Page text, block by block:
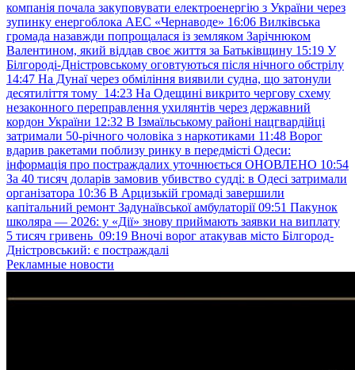
компанія почала закуповувати електроенергію з України через
зупинку енергоблока АЕС «Чернаводе» 16:06 Вилківська
громада назавжди попрощалася із земляком Зарічнюком
Валентином, який віддав своє життя за Батьківщину 15:19 У
Білгороді-Дністровському оговтуються після нічного обстрілу
14:47 На Дунаї через обміління виявили судна, що затонули
десятиліття тому 14:23 На Одещині викрито чергову схему
незаконного переправлення ухилянтів через державний
кордон України 12:32 В Ізмаїльському районі нацгвардійці
затримали 50-річного чоловіка з наркотиками 11:48 Ворог
вдарив ракетами поблизу ринку в передмісті Одеси:
інформація про постраждалих уточнюється ОНОВЛЕНО 10:54
За 40 тисяч доларів замовив убивство судді: в Одесі затримали
організатора 10:36 В Арцизькій громаді завершили
капітальний ремонт Задунаївської амбулаторії 09:51 Пакунок
школяра — 2026: у «Дії» знову приймають заявки на виплату
5 тисяч гривень 09:19 Вночі ворог атакував місто Білгород-
Дністровський: є постраждалі
Рекламные новости